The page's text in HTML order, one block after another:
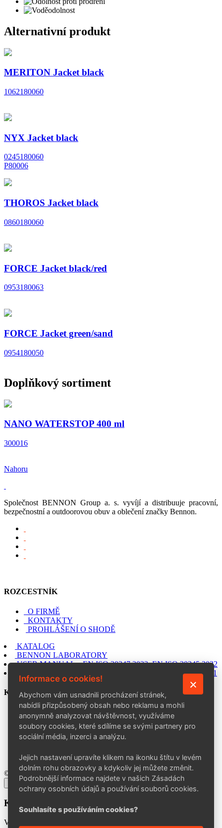
Alternativní produkt
MERITON Jacket black
1062180060
NYX Jacket black
0245180060
P80006
THOROS Jacket black
0860180060
FORCE Jacket black/red
0953180063
FORCE Jacket green/sand
0954180050
Doplňkový sortiment
NANO WATERSTOP 400 ml
300016
Nahoru
Společnost BENNON Group a. s. vyvíjí a distribuuje pracovní,
bezpečnostní a outdoorovou obuv a oblečení značky Bennon.
ROZCESTNÍK
O FIRMĚ
KONTAKTY
PROHLÁŠENÍ O SHODĚ
KATALOG
BENNON LABORATORY
USER MANUAL – EN ISO 20347:2022, EN ISO 20345:2022
USER MANUAL – EN ISO 20347:2012, EN ISO 20345:2011
KONTAKT
BENNON Group a. s.
Šedesátá 7015, 760 01 Zlín
+420 602 757 164
info@bennon.cz
© 2026 BENNON Group a. s.
Kontakty aktualizace
Vážení obchodní partneři,
Informace o cookies!
Abychom vám usnadnili procházení stránek,
nabídli přizpůsobený obsah nebo reklamu a mohli
anonymně analyzovat návštěvnost, využíváme
soubory cookies, které sdílíme se svými partnery pro
sociální média, inzerci a analýzu.
Jejich nastavení upravíte klikem na ikonku štítu v levém
dolním rohu obrazovky a kdykoliv jej můžete změnit.
Podrobnější informace najdete v našich Zásadách
ochrany osobních údajů a používání souborů cookies.
Souhlasíte s používáním cookies?